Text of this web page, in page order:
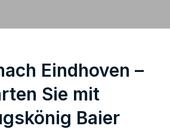
Eindhoven –
Sie mit
Baier